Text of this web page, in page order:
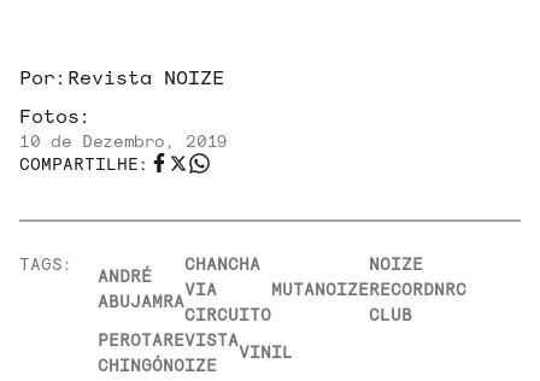
Por: Revista NOIZE
Fotos:
10 de Dezembro, 2019
COMPARTILHE:
TAGS:
ANDRÉ
ABUJAMRA
CHANCHA
VIA
CIRCUITO
MUTANOIZE
NOIZE
RECORD
CLUB
NRC
PEROTA
CHINGÓ
REVISTA
NOIZE
VINIL